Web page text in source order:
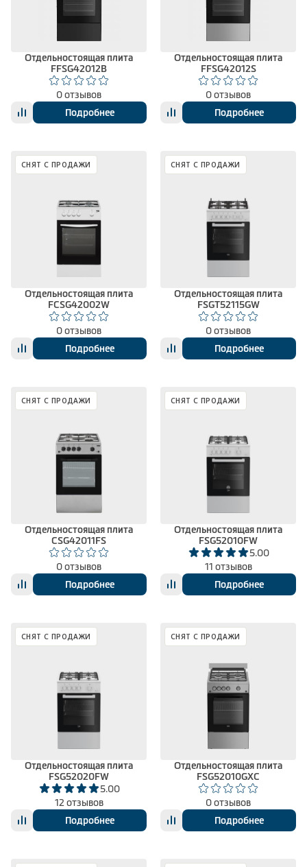
Климатическая техника
Сравнить
Отдельностоящая плита
FFSG42012B
0 отзывов
Подробнее
Отдельностоящая плита
FFSG42012S
0 отзывов
Подробнее
СНЯТ С ПРОДАЖИ
Отдельностоящая плита
FCSG42002W
0 отзывов
Подробнее
СНЯТ С ПРОДАЖИ
Отдельностоящая плита
FSGT52115GW
0 отзывов
Подробнее
СНЯТ С ПРОДАЖИ
Отдельностоящая плита
CSG42011FS
0 отзывов
Подробнее
СНЯТ С ПРОДАЖИ
Отдельностоящая плита
FSG52010FW
5.00
11 отзывов
Подробнее
СНЯТ С ПРОДАЖИ
Отдельностоящая плита
FSG52020FW
5.00
12 отзывов
Подробнее
СНЯТ С ПРОДАЖИ
Отдельностоящая плита
FSG52010GXC
0 отзывов
Подробнее